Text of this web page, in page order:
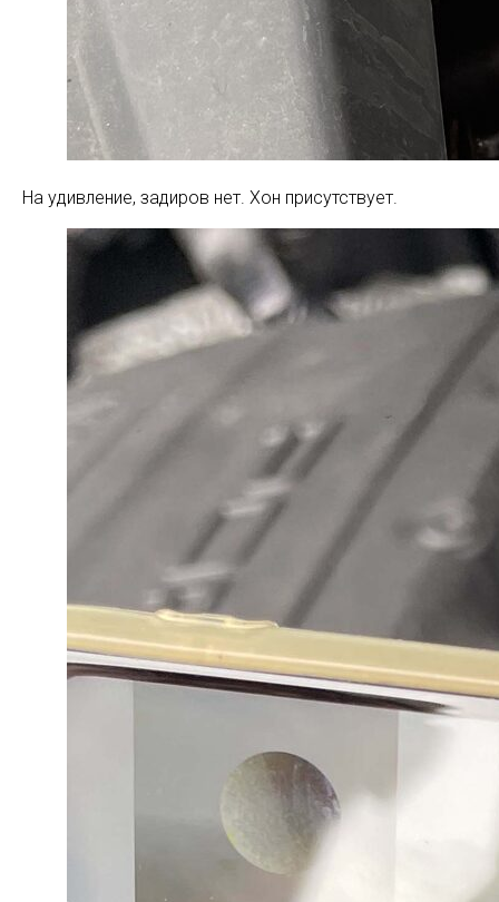
На удивление, задиров нет. Хон присутствует.